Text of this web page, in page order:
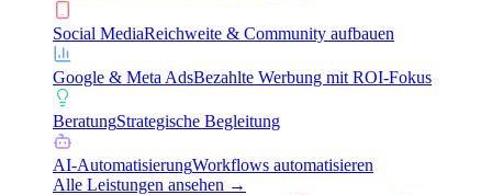
Social MediaReichweite & Community aufbauen
Google & Meta AdsBezahlte Werbung mit ROI-Fokus
BeratungStrategische Begleitung
AI-AutomatisierungWorkflows automatisieren
Alle Leistungen ansehen →